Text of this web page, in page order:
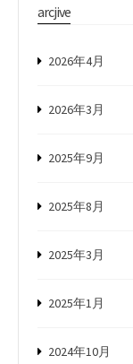
arcjive
2026年4月
2026年3月
2025年9月
2025年8月
2025年3月
2025年1月
2024年10月